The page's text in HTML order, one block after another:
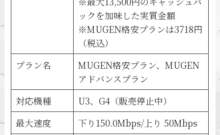
ックを加味した実質金額
※MUGEN格安プランは3718円
（税込）
プラン名
MUGEN格安プラン、MUGEN
アドバンスプラン
対応機種
U3、G4（販売停止中）
最大速度
下り150.0Mbps/上り 50Mbps